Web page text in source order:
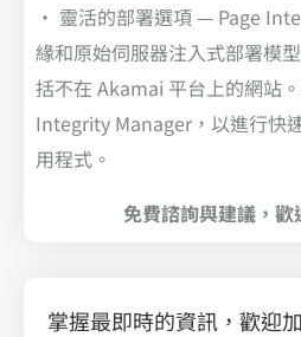
• 靈活的部署選項 — Page
緣和原始伺服器注入式部署模
括不在 Akamai 平台上的網站
Integrity Manager，以進行快
用程式。
免費諮詢與建議，歡
掌握最即時的資訊，歡迎